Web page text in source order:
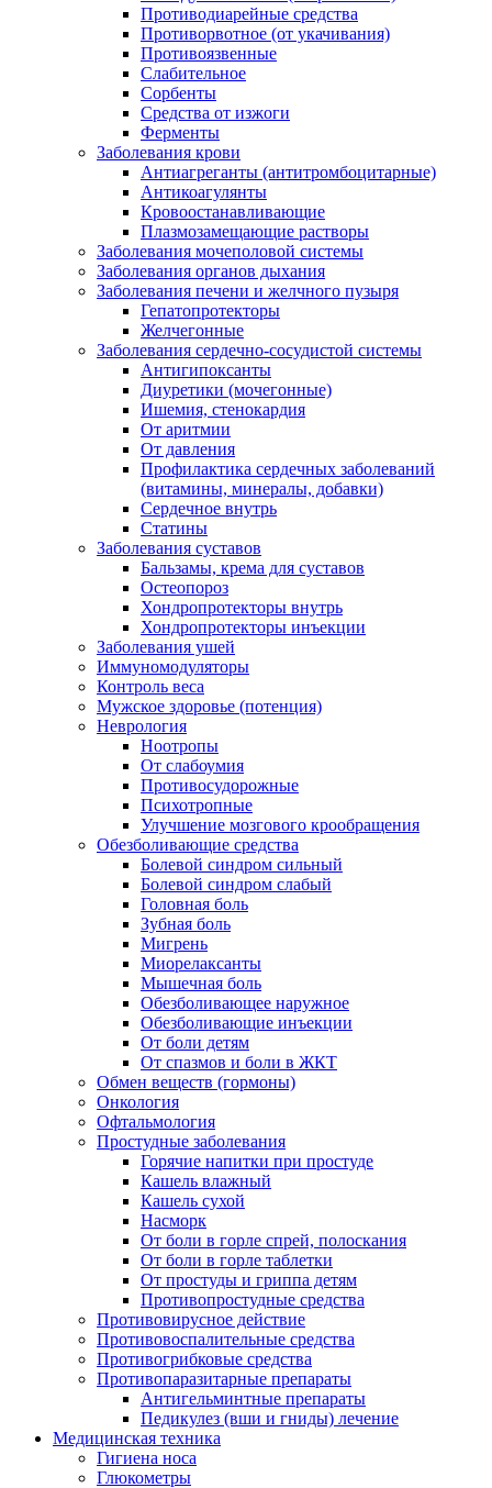
Противодиарейные средства
Противорвотное (от укачивания)
Противоязвенные
Слабительное
Сорбенты
Средства от изжоги
Ферменты
Заболевания крови
Антиагреганты (антитромбоцитарные)
Антикоагулянты
Кровоостанавливающие
Плазмозамещающие растворы
Заболевания мочеполовой системы
Заболевания органов дыхания
Заболевания печени и желчного пузыря
Гепатопротекторы
Желчегонные
Заболевания сердечно-сосудистой системы
Антигипоксанты
Диуретики (мочегонные)
Ишемия, стенокардия
От аритмии
От давления
Профилактика сердечных заболеваний
(витамины, минералы, добавки)
Сердечное внутрь
Статины
Заболевания суставов
Бальзамы, крема для суставов
Остеопороз
Хондропротекторы внутрь
Хондропротекторы инъекции
Заболевания ушей
Иммуномодуляторы
Контроль веса
Мужское здоровье (потенция)
Неврология
Ноотропы
От слабоумия
Противосудорожные
Психотропные
Улучшение мозгового крообращения
Обезболивающие средства
Болевой синдром сильный
Болевой синдром слабый
Головная боль
Зубная боль
Мигрень
Миорелаксанты
Мышечная боль
Обезболивающее наружное
Обезболивающие инъекции
От боли детям
От спазмов и боли в ЖКТ
Обмен веществ (гормоны)
Онкология
Офтальмология
Простудные заболевания
Горячие напитки при простуде
Кашель влажный
Кашель сухой
Насморк
От боли в горле спрей, полоскания
От боли в горле таблетки
От простуды и гриппа детям
Противопростудные средства
Противовирусное действие
Противовоспалительные средства
Противогрибковые средства
Противопаразитарные препараты
Антигельминтные препараты
Педикулез (вши и гниды) лечение
Медицинская техника
Гигиена носа
Глюкометры